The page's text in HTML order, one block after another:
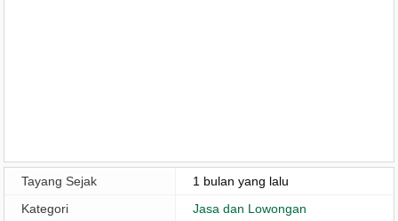
Tayang Sejak
1 bulan yang lalu
Kategori
Jasa dan Lowongan